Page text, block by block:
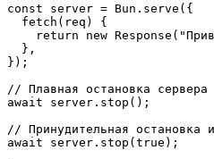
const server = Bun. serve ({
  fetch
( req ) {
    return
new Response (
  },
});
// Плавная остановка
await server. stop ();
// Принудительная остановка
await server. stop (true );